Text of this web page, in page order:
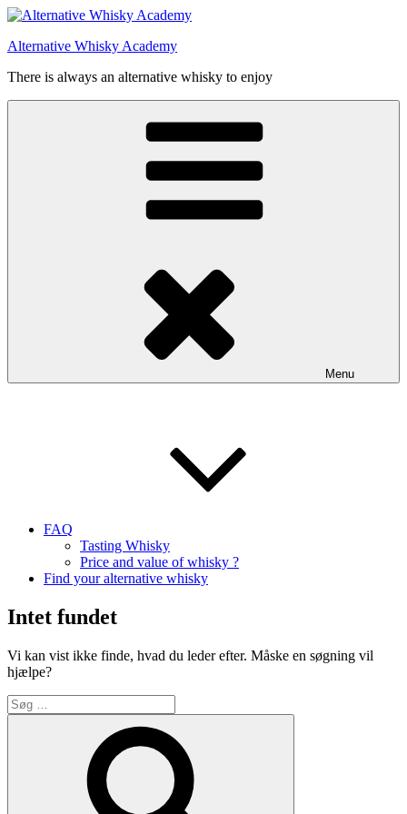
Videre
indhold
Alternative Whisky Academy
There is always an alternative whisky to enjoy
Menu
FAQ
Tasting Whisky
Price and value of whisky ?
Find your alternative whisky
Intet fundet
Vi kan vist ikke finde, hvad du leder efter. Måske en søgning vil
hjælpe?
Søg
efter: